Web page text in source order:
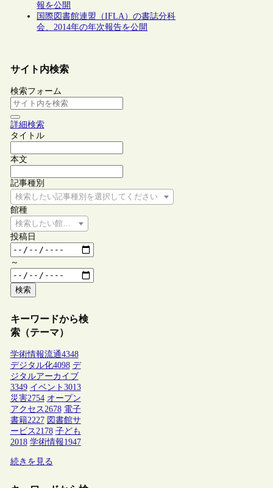
報を公開
国際図書館連盟（IFLA）の書誌分科
会、2014年の年次報告を公開
サイト内検索
検索フォーム
詳細検索
タイトル
本文
記事種別
検索したい記事種別を選択してください
館種
検索したい館種を選択してください
投稿日
～
検索
キーワードから検
索（テーマ）
学術情報流通4348
デジタル化4098 デ
ジタルアーカイブ
3349 イベント 3013
災害2754 オープン
アクセス2678 電子
書籍2227 図書館サ
ービス2178 子ども
2018 学術情報1947
続きを見る